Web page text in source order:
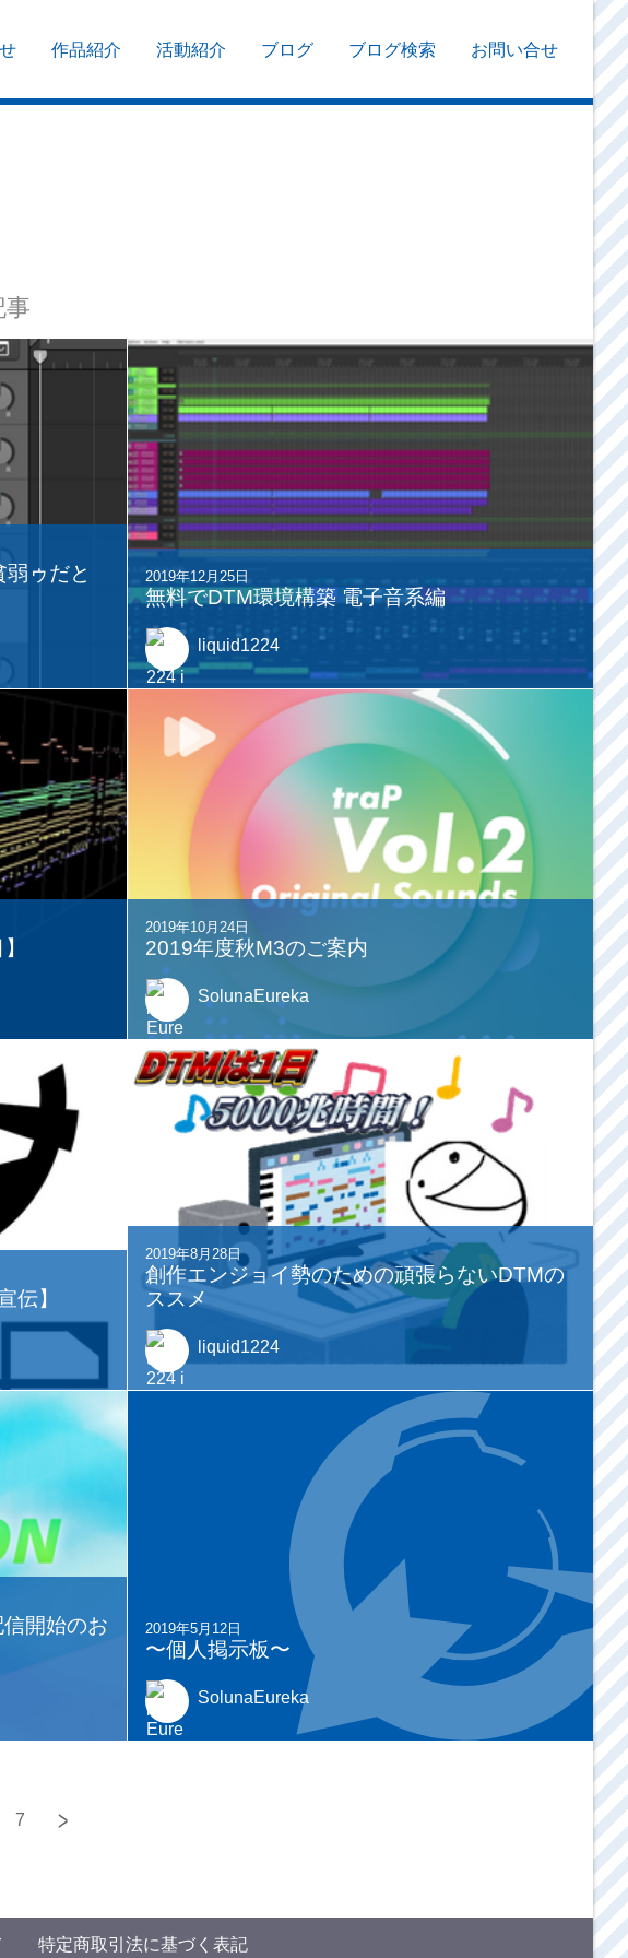
作品紹介 活動紹介 ブログ ブログ検索 お問い合せ
ゥだと
2019年12月25日
無料でDTM環境構築 電子音系編
liquid1224
2019年10月24日
2019年度秋M3のご案内
SolunaEureka
伝】
2019年8月28日
創作エンジョイ勢のための頑張らないDTMの
ススメ
liquid1224
開始のお
2019年5月12日
〜個人掲示板〜
SolunaEureka
7 >
特定商取引法に基づく表記